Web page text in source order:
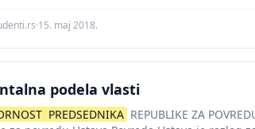
·15. maj 2018.
podela vlasti
PREDSEDNIKA REPUBLIKE ZA